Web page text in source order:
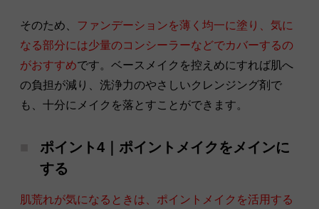
そのため、
ファンデーションを薄く均一に塗り、気に
なる部分には少量のコンシーラーなどでカバーするの
がおすすめです。ベースメイクを控えめにすれば肌へ
の負担が減り、洗浄力のやさしいクレンジング剤で
も、十分にメイクを落とすことができます。
ポイント4｜ポイントメイクをメインに
する
肌荒れが気になるときは、ポイントメイクを活用する